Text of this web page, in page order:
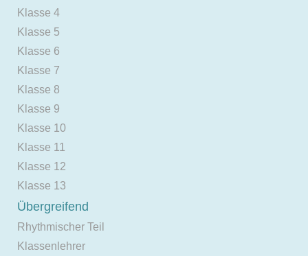
Klasse 4
Klasse 5
Klasse 6
Klasse 7
Klasse 8
Klasse 9
Klasse 10
Klasse 11
Klasse 12
Klasse 13
Übergreifend
Rhythmischer Teil
Klassenlehrer